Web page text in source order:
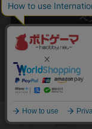
ペ
2～4人
ただの五目並べ？い
スウェーデンのメー